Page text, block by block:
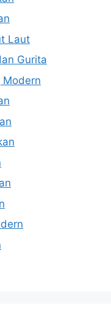
Laut
Gurita
Modern